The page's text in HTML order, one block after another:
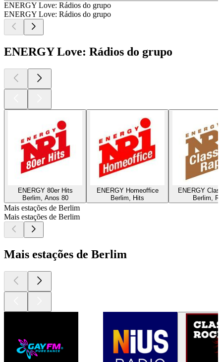
ENERGY Love: Rádios do grupo
ENERGY Love: Rádios do grupo
ENERGY Love: Rádios do grupo
ENERGY 80er Hits
Berlim, Anos 80
ENERGY Homeoffice
Berlim, Hits
ENERGY
Berlim,
Mais estações de Berlim
Mais estações de Berlim
Mais estações de Berlim